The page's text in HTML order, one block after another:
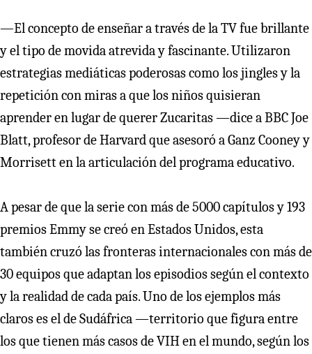
—El concepto de enseñar a través de la TV fue brillante
y el tipo de movida atrevida y fascinante. Utilizaron
estrategias mediáticas poderosas como los jingles y la
repetición con miras a que los niños quisieran
aprender en lugar de querer Zucaritas —dice a BBC Joe
Blatt, profesor de Harvard que asesoró a Ganz Cooney y
Morrisett en la articulación del programa educativo.
A pesar de que la serie con más de 5000 capítulos y 193
premios Emmy se creó en Estados Unidos, esta
también cruzó las fronteras internacionales con más de
30 equipos que adaptan los episodios según el contexto
y la realidad de cada país. Uno de los ejemplos más
claros es el de Sudáfrica —territorio que figura entre
los que tienen más casos de VIH en el mundo, según los